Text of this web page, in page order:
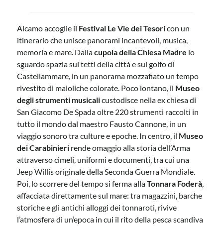
Alcamo accoglie il Festival Le Vie dei Tesoricon un
itinerario che unisce panorami incantevoli, musica,
memoria e mare. Dallacupola della Chiesa Madre lo
sguardo spazia sui tetti della città e sul golfo di
Castellammare, in un panorama mozzafiato un tempo
rivestito di maioliche colorate. Poco lontano, il Museo
degli strumenti musicalicustodisce nella ex chiesa di
San Giacomo De Spada oltre 220 strumenti raccolti in
tutto il mondo dal maestro Fausto Cannone, in un
viaggio sonoro tra culture e epoche. In centro, il Museo
dei Carabinieri rende omaggio alla storia dell’Arma
attraverso cimeli, uniformi e documenti, tra cui una
Jeep Willis originale della Seconda Guerra Mondiale.
Poi, lo scorrere del tempo si ferma allaTonnara Foderà,
affacciata direttamente sul mare: tra magazzini, barche
storiche e gli antichi alloggi dei tonnaroti, rivive
l’atmosfera di un’epoca in cui il rito della pesca scandiva